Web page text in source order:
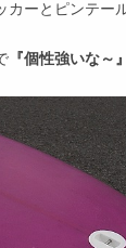
カーとピンテー
『個性強いな～』